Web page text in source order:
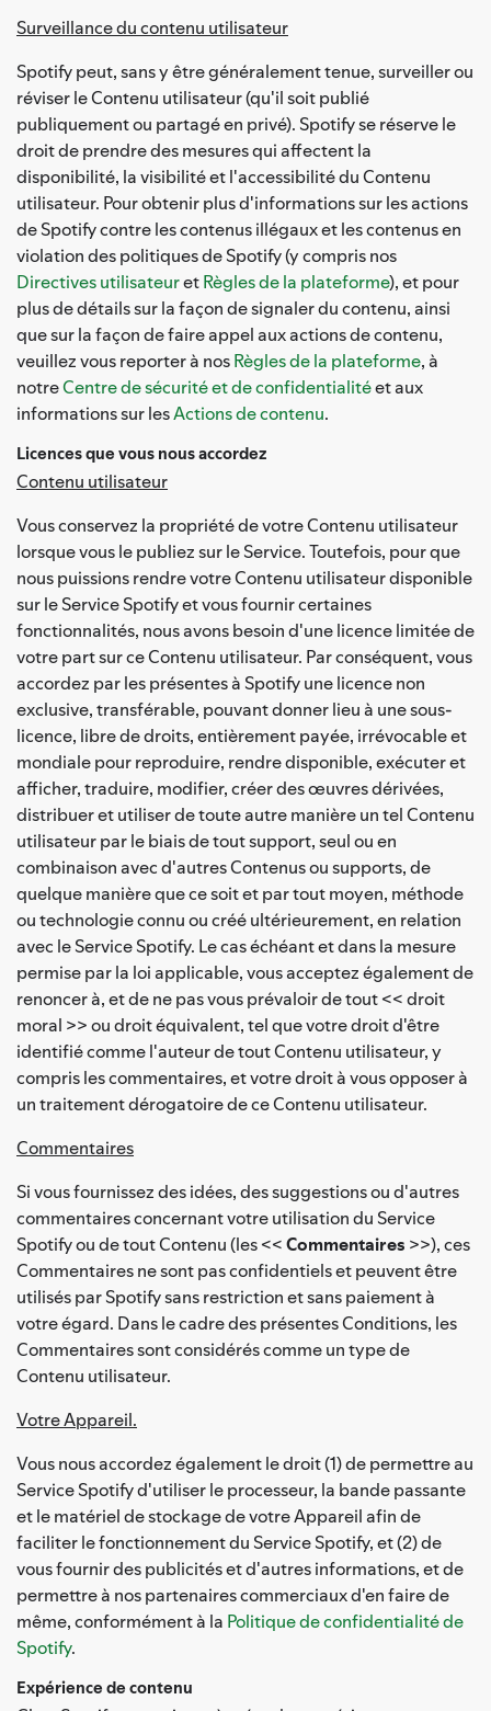
Surveillance du contenu utilisateur
Spotify peut, sans y être généralement tenue, surveiller ou
réviser le Contenu utilisateur (qu'il soit publié
publiquement ou partagé en privé). Spotify se réserve le
droit de prendre des mesures qui affectent la
disponibilité, la visibilité et l'accessibilité du Contenu
utilisateur. Pour obtenir plus d'informations sur les actions
de Spotify contre les contenus illégaux et les contenus en
violation des politiques de Spotify (y compris nos
Directives utilisateuretRègles de la plateforme), et pour
plus de détails sur la façon de signaler du contenu, ainsi
que sur la façon de faire appel aux actions de contenu,
veuillez vous reporter à nosRègles de la plateforme, à
notreCentre de sécurité et de confidentialitéet aux
informations sur lesActions de contenu.
Licences que vous nous accordez
Contenu utilisateur
Vous conservez la propriété de votre Contenu utilisateur
lorsque vous le publiez sur le Service. Toutefois, pour que
nous puissions rendre votre Contenu utilisateur disponible
sur le Service Spotify et vous fournir certaines
fonctionnalités, nous avons besoin d'une licence limitée de
votre part sur ce Contenu utilisateur. Par conséquent, vous
accordez par les présentes à Spotify une licence non
exclusive, transférable, pouvant donner lieu à une sous-
licence, libre de droits, entièrement payée, irrévocable et
mondiale pour reproduire, rendre disponible, exécuter et
afficher, traduire, modifier, créer des œuvres dérivées,
distribuer et utiliser de toute autre manière un tel Contenu
utilisateur par le biais de tout support, seul ou en
combinaison avec d'autres Contenus ou supports, de
quelque manière que ce soit et par tout moyen, méthode
ou technologie connu ou créé ultérieurement, en relation
avec le Service Spotify. Le cas échéant et dans la mesure
permise par la loi applicable, vous acceptez également de
renoncer à, et de ne pas vous prévaloir de tout << droit
moral >> ou droit équivalent, tel que votre droit d'être
identifié comme l'auteur de tout Contenu utilisateur, y
compris les commentaires, et votre droit à vous opposer à
un traitement dérogatoire de ce Contenu utilisateur.
Commentaires
Si vous fournissez des idées, des suggestions ou d'autres
commentaires concernant votre utilisation du Service
Spotify ou de tout Contenu (les <<Commentaires >>), ces
Commentaires ne sont pas confidentiels et peuvent être
utilisés par Spotify sans restriction et sans paiement à
votre égard. Dans le cadre des présentes Conditions, les
Commentaires sont considérés comme un type de
Contenu utilisateur.
Votre Appareil.
Vous nous accordez également le droit (1) de permettre au
Service Spotify d'utiliser le processeur, la bande passante
et le matériel de stockage de votre Appareil afin de
faciliter le fonctionnement du Service Spotify, et (2) de
vous fournir des publicités et d'autres informations, et de
permettre à nos partenaires commerciaux d'en faire de
même, conformément à la Politique de confidentialité de
Spotify.
Expérience de contenu